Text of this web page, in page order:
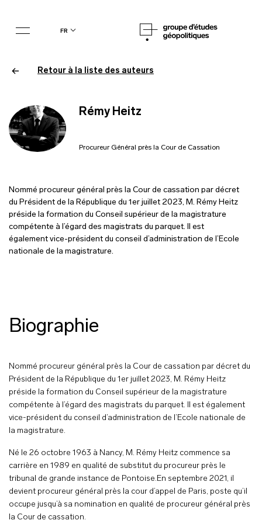
fr
Rémy Heitz
Procureur Général près la Cour de Cassation
Nommé procureur général près la Cour de cassation par décret
du Président de la République du 1er juillet 2023, M. Rémy Heitz
préside la formation du Conseil supérieur de la magistrature
compétente à l’égard des magistrats du parquet. Il est
également vice-président du conseil d’administration de l’Ecole
nationale de la magistrature.
Retour à la liste des auteurs
Biographie
Nommé procureur général près la Cour de cassation par décret du
Président de la République du 1er juillet 2023, M. Rémy Heitz
préside la formation du Conseil supérieur de la magistrature
compétente à l’égard des magistrats du parquet. Il est également
vice-président du conseil d’administration de l’Ecole nationale de
la magistrature.
Né le 26 octobre 1963 à Nancy, M. Rémy Heitz commence sa
carrière en 1989 en qualité de substitut du procureur près le
tribunal de grande instance de Pontoise.En septembre 2021, il
devient procureur général près la cour d’appel de Paris, poste qu’il
occupe jusqu’à sa nomination en qualité de procureur général près
la Cour de cassation.